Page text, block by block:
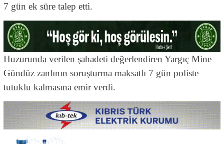
7 gün ek süre talep etti.
Huzurunda verilen şahadeti değerlendiren Yargıç Mine
Gündüz zanlının soruşturma maksatlı 7 gün poliste
tutuklu kalmasına emir verdi.